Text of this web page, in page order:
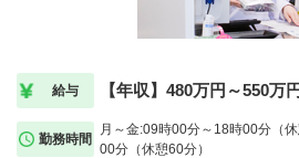
給与 【年収】480万円～550万
勤務時間
月～金:09時00分～18時00分（
00分（休憩60分）